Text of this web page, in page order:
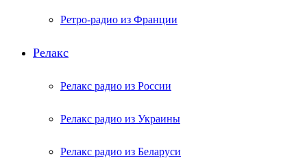
Ретро-радио из Франции
Релакс
Релакс радио из России
Релакс радио из Украины
Релакс радио из Беларуси